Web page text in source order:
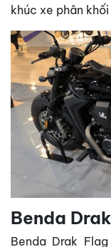
khúc xe phân
Benda
Benda Drak